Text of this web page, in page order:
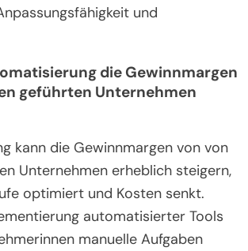
und
die Gewinnmargen
geführten Unternehmen
kann die Gewinnmargen von von
Unternehmen erheblich steigern,
optimiert und Kosten senkt.
automatisierter Tools
manuelle Aufgaben